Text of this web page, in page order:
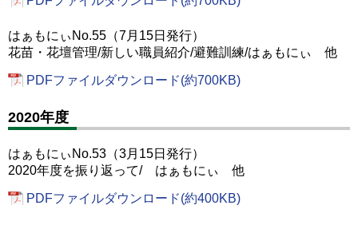
はぁもにぃNo.55（7月15日発行）
花苗・花壇管理/新しい職員紹介/避難訓練/はぁもにぃ 他
PDFファイルダウンロード(約700KB)
2020年度
はぁもにぃNo.53（3月15日発行）
2020年度を振り返って/ はぁもにぃ 他
PDFファイルダウンロード(約400KB)